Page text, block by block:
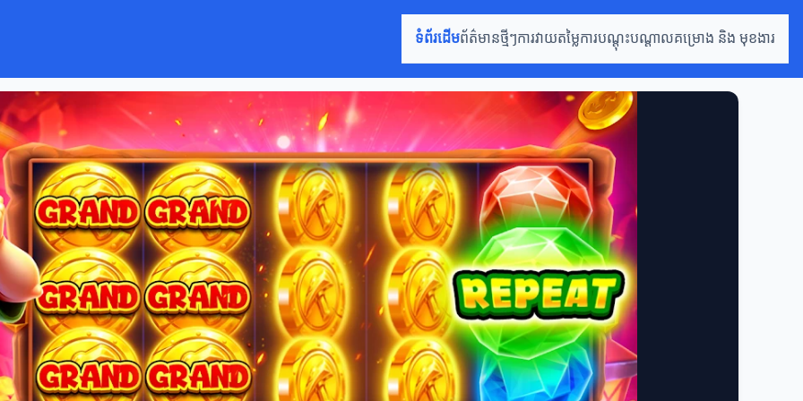
ទំព័រដើមព័ត៌មានថ្មីៗការវាយតម្លៃការបណ្តុះបណ្តាលគម្រោង និង មុខងារ